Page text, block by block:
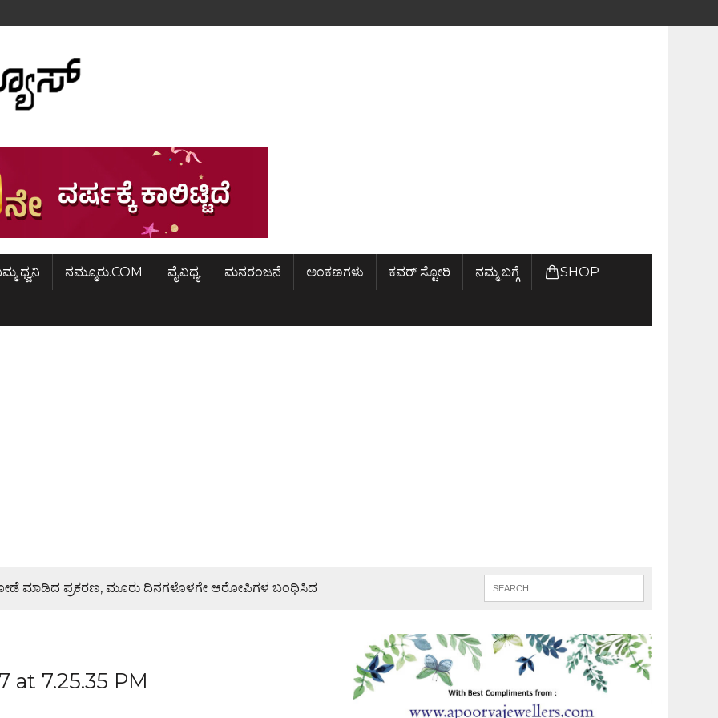
ಧ್ವನಿ ನಮ್ಮೂರು.COM ವೈವಿಧ್ಯ ಮನರಂಜನೆ ಅಂಕಣಗಳು ಕವರ್ ಸ್ಟೋರಿ ನಮ್ಮ ಬಗ್ಗೆ SHOP
ಮಾಡಿದ ಪ್ರಕರಣ, ಮೂರು ದಿನಗಳೊಳಗೇ ಆರೋಪಿಗಳ ಬಂಧಿಸಿದ
ಯುವ ಮೋರ್ಚಾ ಮನವಿಯಲ್ಲೇನಿದೆ?
ನಾಯ್ಕ್ ಸಾಂತ್ವನ
ಕಲ್ಲಡ್ಕದಲ್ಲಿ ಸಭೆ – DETAILS
7.25.35 PM